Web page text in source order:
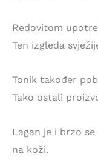
Redovitom
Ten izgleda
Tonik također
Tako ostali
Lagan je i brzo
na koži.